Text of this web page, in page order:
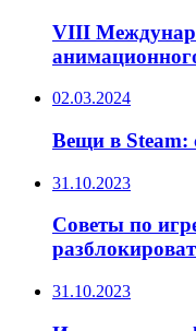
VIII
02.03.2024
Вещи в Steam:
31.10.2023
Советы по
31.10.2023